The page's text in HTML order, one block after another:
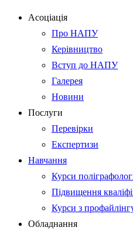
Асоціація
Про НАПУ
Керівництво
Вступ до НАПУ
Галерея
Новини
Послуги
Перевірки
Експертизи
Навчання
Курси
Підвищення
Курси з
Обладнання